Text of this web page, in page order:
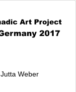
Jutta Weber